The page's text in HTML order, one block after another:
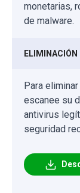
monetarias,
de malware.
ELIMINACIÓN
Para
escanee su
antivirus
seguridad